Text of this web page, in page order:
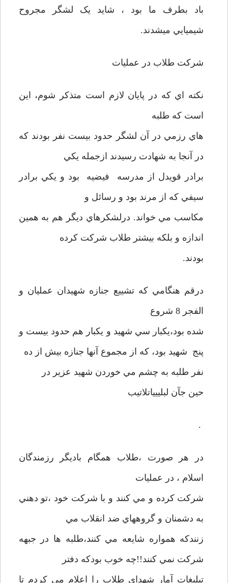
باد بطرف ما بود ، شايد يک لشگر مجروح
شيميايي ميشدند.
شرکت طلاب در عمليات
نکته اي که در پايان لازم است متذکر شوم، اين
است که طلبه
هاي رزمي در آن لشگر حدود بيست نفر بودند که
در آنجا به شهادت رسيدند ازجمله يکي
برادر قويدل از مدرسه فيضيه بود و يکي برادر
سيفي که از مرند بود و رسائل و
مکاسب مي خواند. درلشکرهاي ديگر هم به همين
اندازه و بلکه بيشتر طلاب شرکت کرده
بودند.
درقم هنگامي که تشييع جنازه شهيدان عمليان و
الفجر 8 شروع
شده بود،يکبار سي شهيد و يکبار هم حدود بيست و
پنج شهيد بود، که از مجموع آنها جنازه بيش از ده
نفر طلبه به چشم مي خوردن شهيد عزير در
حين جآن لبلييياتلاتيب
.
در هر صورت ،طلاب همگام باديگر رزمندگان
اسلام ، در عمليات
شرکت کرده و مي کنند و با شرکت خود ،تو دهني
به دشمنان و گروههاي ضد انقلاب مي
زنندکه همواره شايعه مي کنند،طلبه ها در جبهه
شرکت نمي کنند!!چه خوب بودکه دفتر
تبليغات آمار شهداي طلاب را اعلام مي کردم تا